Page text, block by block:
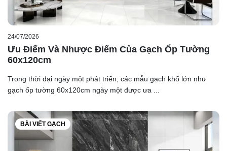
24/07/2026
Ưu Điểm Và Nhược Điểm Của Gạch Ốp Tường
60x120cm
Trong thời đại ngày một phát triển, các mẫu gạch khổ lớn như
gạch ốp tường 60x120cm ngày một được ưa ...
BÀI VIẾT GẠCH